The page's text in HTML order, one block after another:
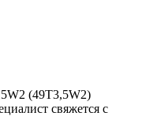
(49Т3,5W2)
свяжется с